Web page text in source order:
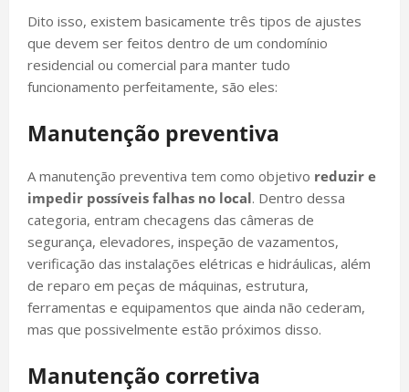
Dito isso, existem basicamente três tipos de ajustes
que devem ser feitos dentro de um condomínio
residencial ou comercial para manter tudo
funcionamento perfeitamente, são eles:
Manutenção preventiva
A manutenção preventiva tem como objetivo reduzir e
impedir possíveis falhas no local. Dentro dessa
categoria, entram checagens das câmeras de
segurança, elevadores, inspeção de vazamentos,
verificação das instalações elétricas e hidráulicas, além
de reparo em peças de máquinas, estrutura,
ferramentas e equipamentos que ainda não cederam,
mas que possivelmente estão próximos disso.
Manutenção corretiva